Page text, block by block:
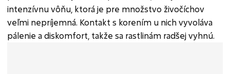
intenzívnu vôňu, ktorá je pre množstvo živočíchov
veľmi nepríjemná. Kontakt s korením u nich vyvoláva
pálenie a diskomfort, takže sa rastlinám radšej vyhnú.